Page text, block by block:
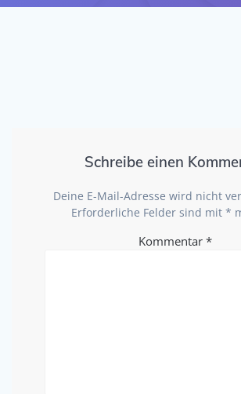
Schreibe einen
Deine E-Mail-Adresse wird nicht
Erforderliche Felder sind mit *
Kommentar *